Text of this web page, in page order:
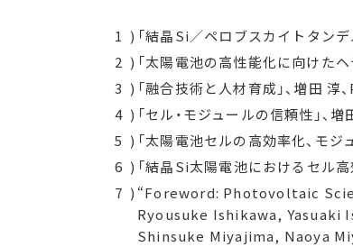
「結晶Si／ペロブスカイトタンデ
「太陽電池の高性能化に向けた
「融合技術と人材育成」、増田 淳
「セル・モジュールの信頼性」
「太陽電池セルの高効率化、モ
「結晶Si太陽電池におけるセル
“Foreword: Photovoltaic
Ryousuke Ishikawa, Yasuaki
Shinsuke Miyajima, Naoya